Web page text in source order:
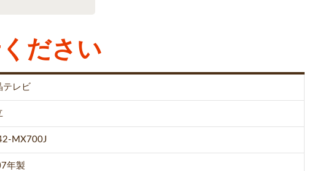
ださい
テレビ
MX700J
年製